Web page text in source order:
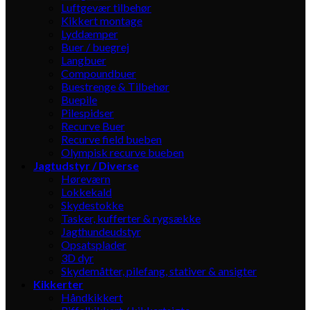
Luftgevær tilbehør
Kikkert montage
Lyddæmper
Buer / buegrej
Langbuer
Compoundbuer
Buestrenge & Tilbehør
Buepile
Pilespidser
Recurve Buer
Recurve field bueben
Olympisk recurve bueben
Jagtudstyr / Diverse
Høreværn
Lokkekald
Skydestokke
Tasker, kufferter & rygsække
Jagthundeudstyr
Opsatsplader
3D dyr
Skydemåtter, pilefang, stativer & ansigter
Kikkerter
Håndkikkert